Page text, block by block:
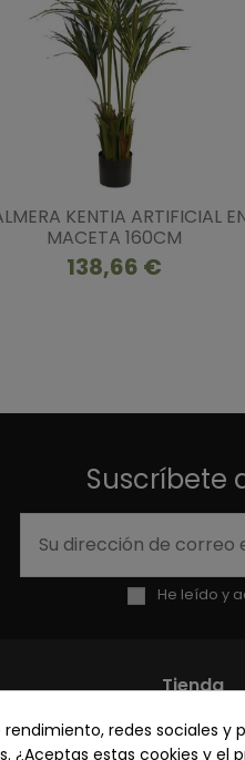
KENTIA ARTIFICIAL
MACETA 160CM
138,66 €
Suscríbete
He leído y
Tienda
Mi
redes sociales
¿Aceptas estas cookies y